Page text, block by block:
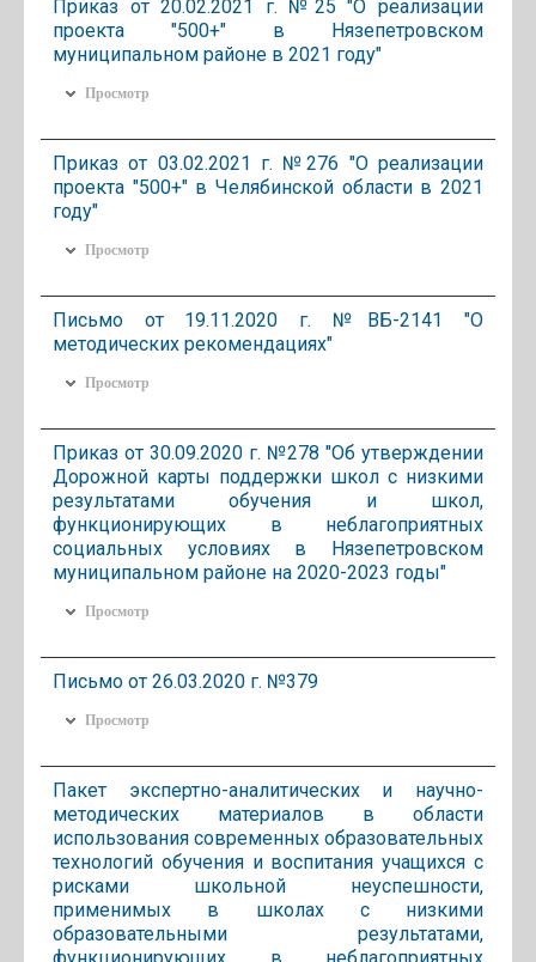
Приказ от 20.02.2021 г. №25 "О реализации
проекта "500+" в Нязепетровском
муниципальном районе в 2021 году"
Просмотр
Приказ от 03.02.2021 г. №276 "О реализации
проекта "500+" в Челябинской области в 2021
году"
Просмотр
Письмо от 19.11.2020 г. №ВБ-2141 "О
методических рекомендациях"
Просмотр
Приказ от 30.09.2020 г. №278 "Об утверждении
Дорожной карты поддержки школ с низкими
результатами обучения и школ,
функционирующих в неблагоприятных
социальных условиях в Нязепетровском
муниципальном районе на 2020-2023 годы"
Просмотр
Письмо от 26.03.2020 г. №379
Просмотр
Пакет экспертно-аналитических и научно-
методических материалов в области
использования современных образовательных
технологий обучения и воспитания учащихся с
рисками школьной неуспешности,
применимых в школах с низкими
образовательными результатами,